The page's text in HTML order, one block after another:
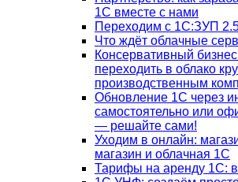
1С вместе с нами
Переходим с 1С:ЗУП
Что ждёт облачные
Консервативный
переходить в облако
производственным
Обновление 1С через
самостоятельно или
— решайте сами!
Уходим в онлайн:
магазин и облачная 1С
Тарифы на аренду 1С: